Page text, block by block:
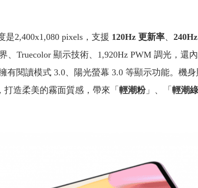
是2,400x1,080 pixels，支援 120Hz 更新率、
、Truecolor 顯示技術、1,920Hz PWM 調光，還
閱讀模式 3.0、陽光螢幕 3.0 等顯示功能。機
造柔美的霧面質感，帶來「 輕潮粉」、「 輕潮綠